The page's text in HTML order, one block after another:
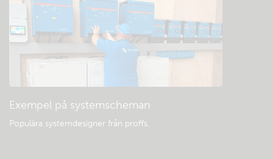
Exempel på systemscheman
Populära systemdesigner från proffs.